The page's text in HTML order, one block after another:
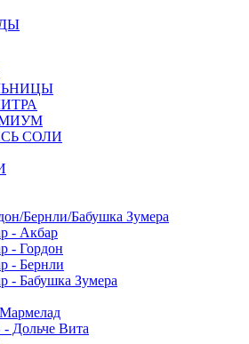
СОЛИ
Бернли/Бабушка Зумера
- Акбар
- Гордон
- Бернли
- Бабушка Зумера
Дольче Вита